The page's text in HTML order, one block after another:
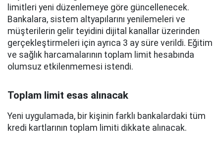
limitleri yeni düzenlemeye göre güncellenecek.
Bankalara, sistem altyapılarını yenilemeleri ve
müşterilerin gelir teyidini dijital kanallar üzerinden
gerçekleştirmeleri için ayrıca 3 ay süre verildi. Eğitim
ve sağlık harcamalarının toplam limit hesabında
olumsuz etkilenmemesi istendi.
Toplam limit esas alınacak
Yeni uygulamada, bir kişinin farklı bankalardaki tüm
kredi kartlarının toplam limiti dikkate alınacak.